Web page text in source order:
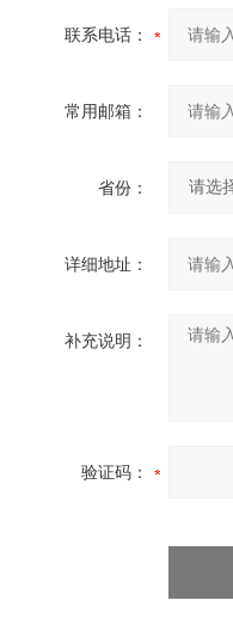
联系电话：
常用邮箱：
省份：
详细地址：
补充说明：
验证码：